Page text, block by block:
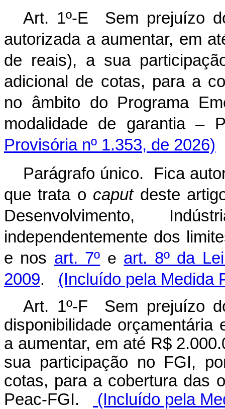
Art. 1º-E Sem prejuízo
autorizada a aumentar, em
de reais), a sua
adicional de cotas, para a
no âmbito do Programa
modalidade de garantia
Provisória nº 1.353, de 2026)
Parágrafo único. Fica
que trata o caputdeste
Desenvolvimento,
independentemente dos
e nos art. 7º e art. 8º da
2009.
(Incluído pela Medida
Art. 1º-F Sem prejuízo
disponibilidade
a aumentar, em até R$
sua participação no FGI,
cotas, para a cobertura das
Peac-FGI.
(Incluído pela